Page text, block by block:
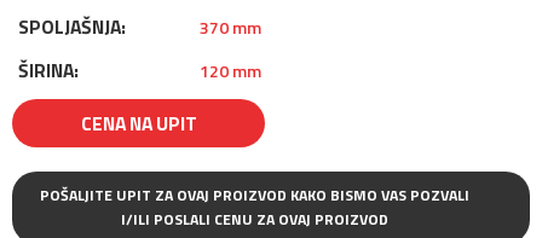
SPOLJAŠNJA: 370 mm
ŠIRINA: 120 mm
CENA NA UPIT
POŠALJITE UPIT ZA OVAJ PROIZVOD KAKO BISMO VAS POZVALI
I/ILI POSLALI CENU ZA OVAJ PROIZVOD